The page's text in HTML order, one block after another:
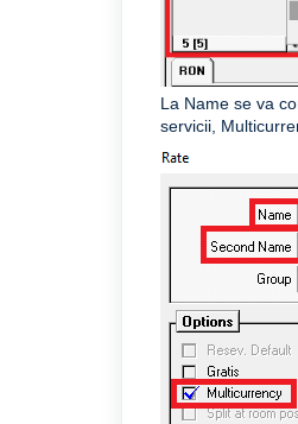
La Name se va
servicii,